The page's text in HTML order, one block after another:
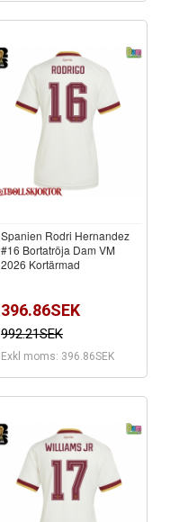
Spanien Rodri Hernandez
#16 Bortatröja Dam VM
2026 Kortärmad
396.86SEK
992.21SEK
Exkl moms: 396.86SEK